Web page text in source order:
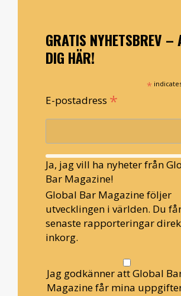
GRATIS NYHETSBREV –
DIG HÄR!
*
E-postadress *
Ja, jag vill ha nyheter från
Bar Magazine!
Global Bar Magazine följer
utvecklingen i världen. Du
senaste rapporteringar
inkorg.
Jag godkänner att Global
Magazine får mina